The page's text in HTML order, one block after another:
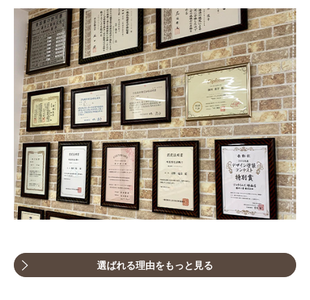
評判の声
施工事例
おすすめの塗装メニュー
選ばれる理由をもっと見る